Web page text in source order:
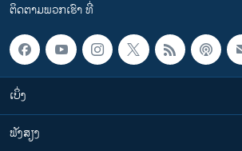
ຕິດຕາມພວກເຮົາ ທີ່
ເບິ່ງ
ຟັງສຽງ